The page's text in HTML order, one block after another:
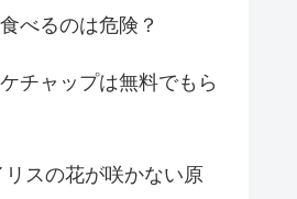
べるのは危険？
チャップは無料でもら
スの花が咲かない原